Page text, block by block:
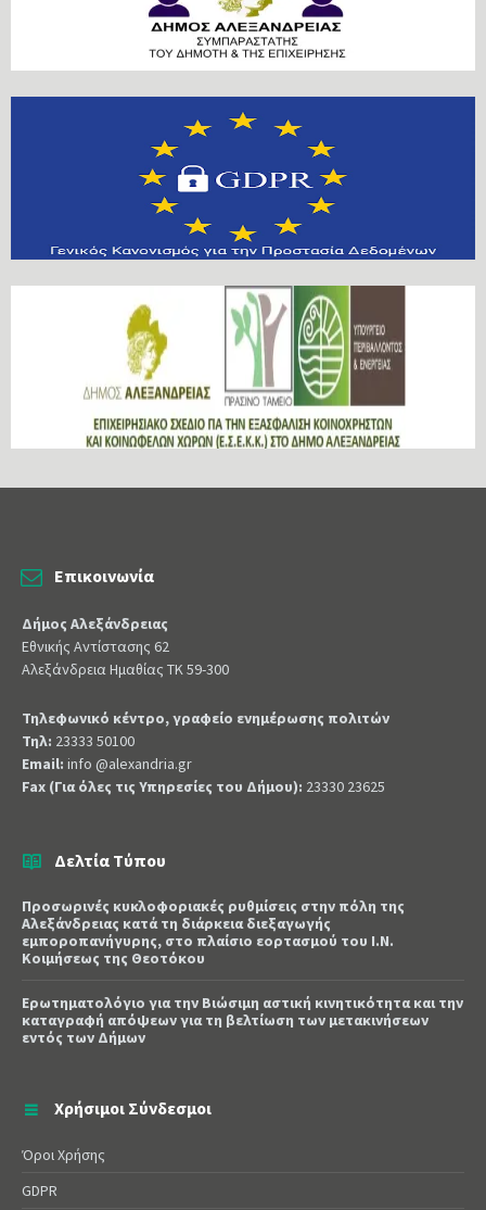
Επικοινωνία
Δήμος Αλεξάνδρειας
Εθνικής Αντίστασης 62
Αλεξάνδρεια Ημαθίας ΤΚ 59-300
Τηλεφωνικό κέντρο, γραφείο ενημέρωσης πολιτών
Τηλ: 23333 50100
Email: info @alexandria.gr
Fax (Για όλες τις Υπηρεσίες του Δήμου): 23330 23625
Δελτία Τύπου
Προσωρινές κυκλοφοριακές ρυθμίσεις στην πόλη της
Αλεξάνδρειας κατά τη διάρκεια διεξαγωγής
εμποροπανήγυρης, στο πλαίσιο εορτασμού του Ι.Ν.
Κοιμήσεως της Θεοτόκου
Ερωτηματολόγιο για την Βιώσιμη αστική κινητικότητα και την
καταγραφή απόψεων για τη βελτίωση των μετακινήσεων
εντός των Δήμων
Χρήσιμοι Σύνδεσμοι
Όροι Χρήσης
GDPR